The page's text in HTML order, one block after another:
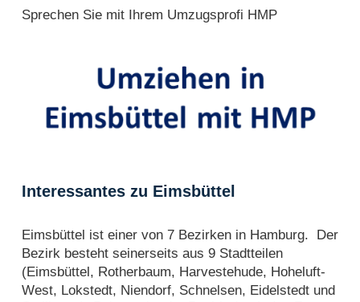
Sprechen Sie mit Ihrem Umzugsprofi HMP
Interessantes zu Eimsbüttel
Eimsbüttel ist einer von 7 Bezirken in Hamburg. Der
Bezirk besteht seinerseits aus 9 Stadtteilen
(Eimsbüttel, Rotherbaum, Harvestehude, Hoheluft-
West, Lokstedt, Niendorf, Schnelsen, Eidelstedt und